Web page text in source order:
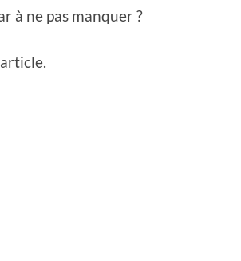
à ne pas manquer ?